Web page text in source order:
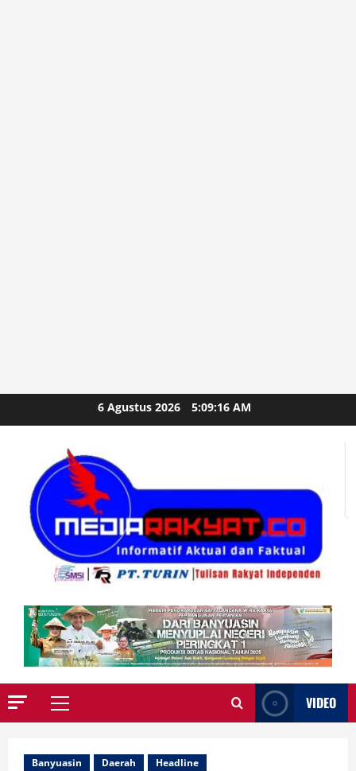
to
6 Agustus 2026 5:09:17 AM
Primary
VIDEO
Banyuasin Daerah Headline